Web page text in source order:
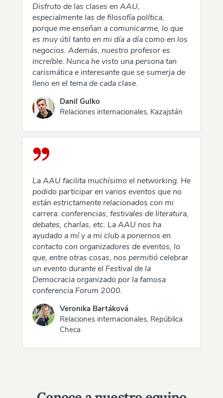
Disfruto de las clases en AAU,
especialmente las de filosofía política,
porque me enseñan a comunicarme, lo que
es muy útil tanto en mi día a día como en los
negocios. Además, nuestro profesor es
increíble. Nunca he visto una persona tan
carismática e interesante que se sumerja de
lleno en el tema de cada clase.
Danil Gulko
Relaciones internacionales, Kazajstán
La AAU facilita muchísimo el networking. He
podido participar en varios eventos que no
están estrictamente relacionados con mi
carrera: conferencias, festivales de literatura,
debates, charlas, etc. La AAU nos ha
ayudado a mí y a mi club a ponernos en
contacto con organizadores de eventos, lo
que, entre otras cosas, nos permitió celebrar
un evento durante el Festival de la
Democracia organizado por la famosa
conferencia Forum 2000.
Veronika Bartáková
Relaciones internacionales, República
Checa